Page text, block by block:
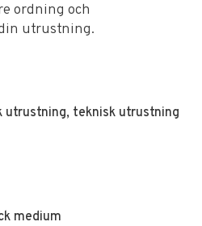
ordning och
utrustning.
utrustning, teknisk utrustning
medium